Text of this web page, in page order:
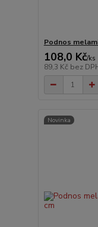
Podnos
108,0 Kč/ks
89,3 Kč bez
Novinka